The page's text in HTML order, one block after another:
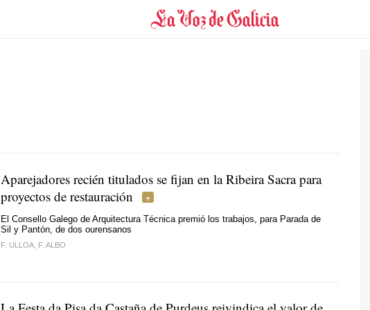
Aparejadores recién titulados se fijan en la Ribeira Sacra para
proyectos de restauración
El Consello Galego de Arquitectura Técnica premió los trabajos, para Parada de
Sil y Pantón, de dos ourensanos
F. ULLOA, F. ALBO